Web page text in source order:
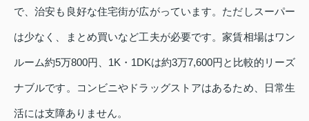
で、治安も良好な住宅街が広がっています。ただしスーパー
は少なく、まとめ買いなど工夫が必要です。家賃相場はワン
ルーム約5万800円、1K・1DKは約3万7,600円と比較的リーズ
ナブルです。コンビニやドラッグストアはあるため、日常生
活には支障ありません。